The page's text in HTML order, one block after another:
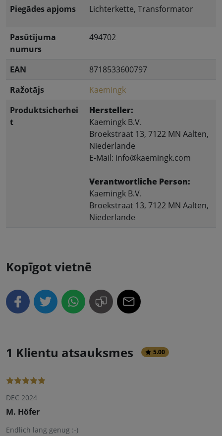
Piegādes apjoms Lichterkette, Transformator
Pasūtījuma
numurs
494702
EAN
8718533600797
Ražotājs
Kaemingk
Produktsicherhei
t
Hersteller:
Kaemingk B.V.
Broekstraat 13, 7122 MN Aalten,
Niederlande
E-Mail: info@kaemingk.com
Verantwortliche Person:
Kaemingk B.V.
Broekstraat 13, 7122 MN Aalten,
Niederlande
Kopīgot vietnē
1 Klientu atsauksmes 5.00
DEC 2024
M. Höfer
Endlich lang genug :-)